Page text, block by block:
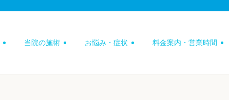
当院の施術 お悩み・症状 料金案内・営業時間